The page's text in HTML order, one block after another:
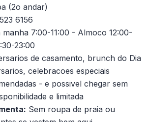
(2o andar)
6156
manha 7:00-11:00 - Almoco 12:00-
23:00
de casamento, brunch do Dia
celebracoes especiais
- e possivel chegar sem
e limitada
Sem roupa de praia ou